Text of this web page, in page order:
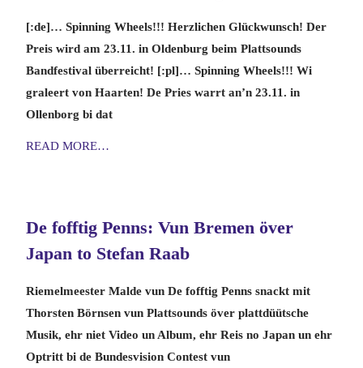
[:de]… Spinning Wheels!!! Herzlichen Glückwunsch! Der
Preis wird am 23.11. in Oldenburg beim Plattsounds
Bandfestival überreicht! [:pl]… Spinning Wheels!!! Wi
graleert von Haarten! De Pries warrt an’n 23.11. in
Ollenborg bi dat
READ MORE…
De fofftig Penns: Vun Bremen över
Japan to Stefan Raab
Riemelmeester Malde vun De fofftig Penns snackt mit
Thorsten Börnsen vun Plattsounds över plattdüütsche
Musik, ehr niet Video un Album, ehr Reis no Japan un ehr
Optritt bi de Bundesvision Contest vun